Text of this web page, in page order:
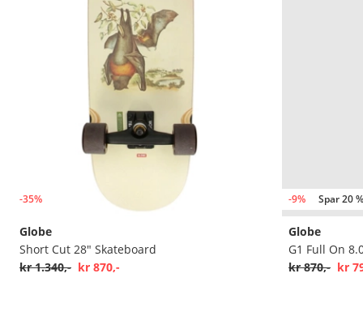
-35%
Globe
Short Cut 28" Skateboard
kr 1.340,- kr 870,-
-9% Spar 20
Globe
G1 Full On
kr 870,- kr